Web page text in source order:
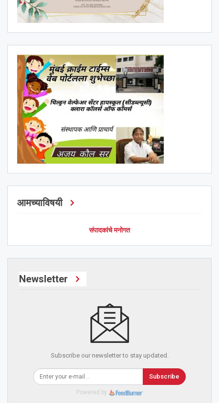
आमच्याविषयी
संपादकांचे मनोगत
Newsletter
Subscribe our newsletter to stay updated.
Subscribe
Powered by